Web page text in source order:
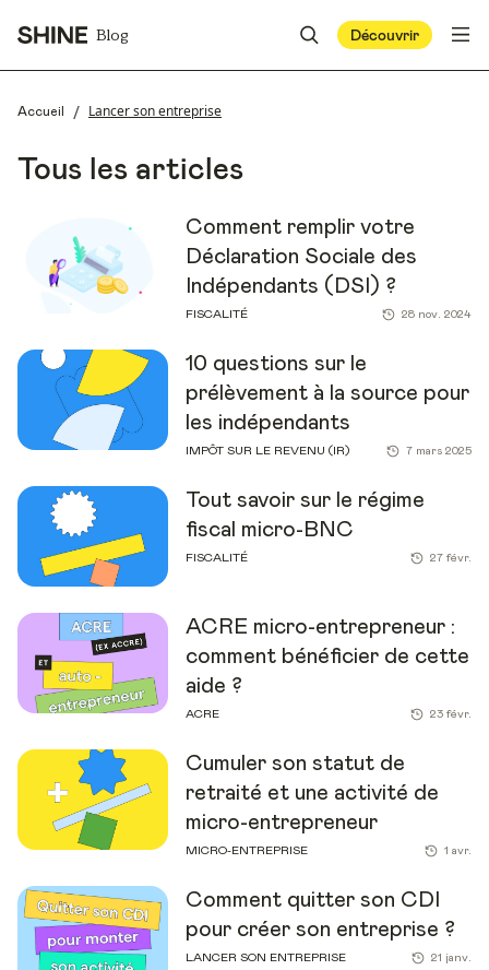
Blog Découvrir
Accueil / Lancer son entreprise
Tous les articles
Comment remplir votre
Déclaration Sociale des
Indépendants (DSI) ?
FISCALITÉ 28 nov. 2024
10 questions sur le
prélèvement à la source pour
les indépendants
IMPÔT SUR LE REVENU (IR) 7 mars 2025
Tout savoir sur le régime
fiscal micro-BNC
FISCALITÉ 27 févr.
ACRE micro-entrepreneur :
comment bénéficier de cette
aide ?
ACRE 23 févr.
Cumuler son statut de
retraité et une activité de
micro-entrepreneur
MICRO-ENTREPRISE 1 avr.
Comment quitter son CDI
pour créer son entreprise ?
LANCER SON ENTREPRISE 21 janv.